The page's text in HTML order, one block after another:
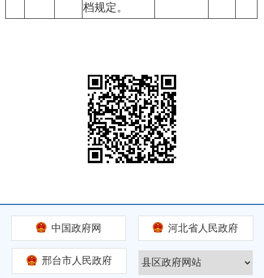
档规定。
中国政府网 河北省人民政府
邢台市人民政府